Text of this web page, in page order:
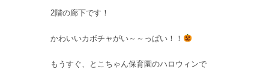
2階の廊下です！
かわいいカボチャがい～～っぱい！！
もうすぐ、とこちゃん保育園のハロウィンで